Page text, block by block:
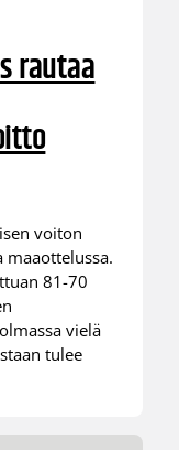
rautaa
voiton
maaottelussa.
81-70
vielä
tulee